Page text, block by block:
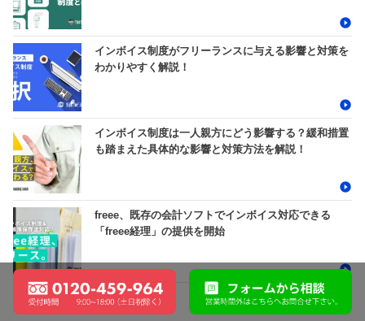
expand_less
インボイス制度がフリーランスに与える影響と対策を
わかりやすく解説！
インボイス制度は一人親方にどう影響する？緩和措置
も踏まえた具体的な影響と対策方法を解説！
freee、既存の会計ソフトでインボイス対応できる
「freee経理」の提供を開始